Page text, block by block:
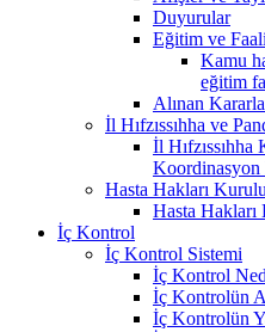
Duyurular
Eğitim ve
Kamu
eğitim
Alınan
İl Hıfzıssıhha ve
İl
Koordinasyon
Hasta Hakları Kurulu
Hasta Hakları
İç Kontrol
İç Kontrol Sistemi
İç Kontrol
İç Kontrolün
İç Kontrolün